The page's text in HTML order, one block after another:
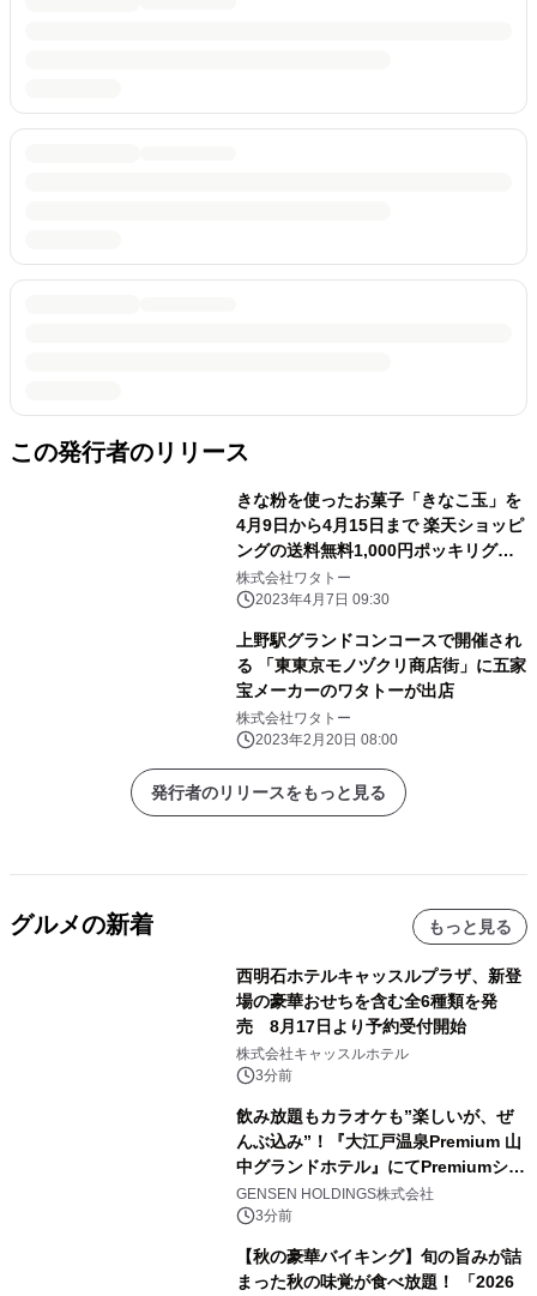
この発行者のリリース
きな粉を使ったお菓子「きなこ玉」を
4月9日から4月15日まで 楽天ショッピ
ングの送料無料1,000円ポッキリグル
メ枠に掲載 ～スーパーフードとして
注目のきな粉～
株式会社ワタトー
2023年4月7日 09:30
上野駅グランドコンコースで開催され
る 「東東京モノヅクリ商店街」に五家
宝メーカーのワタトーが出店
株式会社ワタトー
2023年2月20日 08:00
発行者のリリースをもっと見る
グルメの新着 もっと見る
西明石ホテルキャッスルプラザ、新登
場の豪華おせちを含む全6種類を発
売 8月17日より予約受付開始
株式会社キャッスルホテル
3分前
飲み放題もカラオケも”楽しいが、ぜ
んぶ込み”！『大江戸温泉Premium 山
中グランドホテル』にてPremiumシリ
ーズ初のオールインクルーシブ導入
GENSEN HOLDINGS株式会社
3分前
【秋の豪華バイキング】旬の旨みが詰
まった秋の味覚が食べ放題！ 「2026